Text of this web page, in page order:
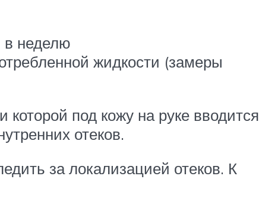
в неделю
жидкости (замеры
под кожу на руке вводится
отеков.
за локализацией отеков. К